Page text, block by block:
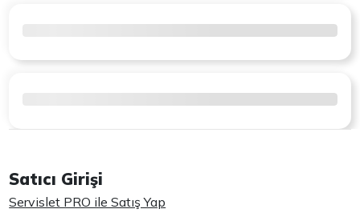
Satıcı Girişi
Servislet PRO ile Satış Yap